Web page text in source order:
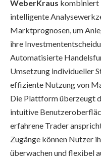
WeberKraus kombiniert
intelligente
Marktprognosen, um
ihre
Automatisierte
Umsetzung individueller
effiziente Nutzung von
Die Plattform überzeugt
intuitive
erfahrene Trader
Zugänge können Nutzer
überwachen und flexibel